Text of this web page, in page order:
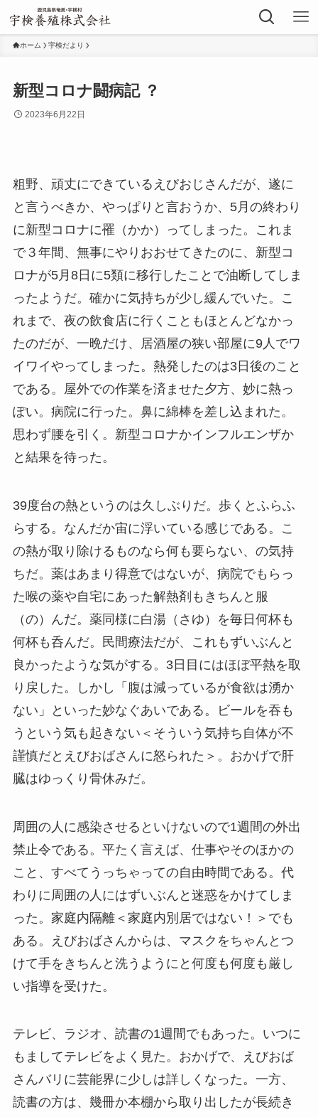
ホーム 宇検だより
新型コロナ闘病記 ？
2023年6月22日
粗野、頑丈にできているえびおじさんだが、遂に
と言うべきか、やっぱりと言おうか、5月の終わり
に新型コロナに罹（かか）ってしまった。これま
で３年間、無事にやりおおせてきたのに、新型コ
ロナが5月8日に5類に移行したことで油断してしま
ったようだ。確かに気持ちが少し緩んでいた。こ
れまで、夜の飲食店に行くこともほとんどなかっ
たのだが、一晩だけ、居酒屋の狭い部屋に9人でワ
イワイやってしまった。熱発したのは3日後のこと
である。屋外での作業を済ませた夕方、妙に熱っ
ぽい。病院に行った。鼻に綿棒を差し込まれた。
思わず腰を引く。新型コロナかインフルエンザか
と結果を待った。
39度台の熱というのは久しぶりだ。歩くとふらふ
らする。なんだか宙に浮いている感じである。こ
の熱が取り除けるものなら何も要らない、の気持
ちだ。薬はあまり得意ではないが、病院でもらっ
た喉の薬や自宅にあった解熱剤もきちんと服
（の）んだ。薬同様に白湯（さゆ）を毎日何杯も
何杯も呑んだ。民間療法だが、これもずいぶんと
良かったような気がする。3日目にはほぼ平熱を取
り戻した。しかし「腹は減っているが食欲は湧か
ない」といった妙なぐあいである。ビールを吞も
うという気も起きない＜そういう気持ち自体が不
謹慎だとえびおばさんに怒られた＞。おかげで肝
臓はゆっくり骨休みだ。
周囲の人に感染させるといけないので1週間の外出
禁止令である。平たく言えば、仕事やそのほかの
こと、すべてうっちゃっての自由時間である。代
わりに周囲の人にはずいぶんと迷惑をかけてしま
った。家庭内隔離＜家庭内別居ではない！＞でも
ある。えびおばさんからは、マスクをちゃんとつ
けて手をきちんと洗うようにと何度も何度も厳し
い指導を受けた。
テレビ、ラジオ、読書の1週間でもあった。いつに
もましてテレビをよく見た。おかげで、えびおば
さんバリに芸能界に少しは詳しくなった。一方、
読書の方は、幾冊か本棚から取り出したが長続き